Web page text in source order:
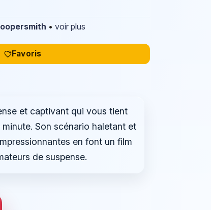
• voir plus
Favoris
et captivant qui vous tient
Son scénario haletant et
en font un film
de suspense.